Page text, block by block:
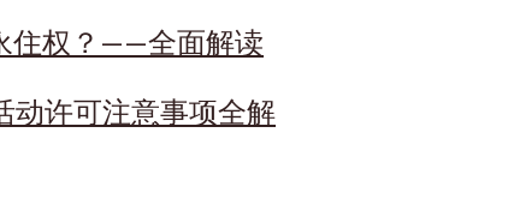
住权？——全面解读
动许可注意事项全解